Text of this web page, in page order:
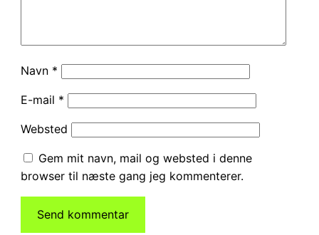
Navn *
E-mail *
Websted
Gem mit navn, mail og websted i denne
browser til næste gang jeg kommenterer.